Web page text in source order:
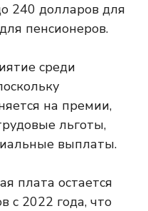
240 долларов для
пенсионеров.
среди
на премии,
льготы,
выплаты.
плата остается
с 2022 года, что